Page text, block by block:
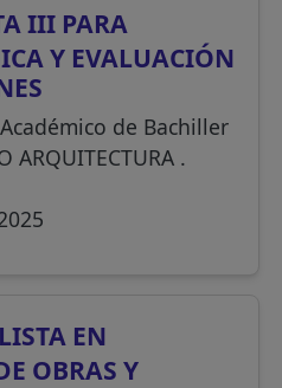
III PARA
Y EVALUACIÓN
de Bachiller
ARQUITECTURA .
EN
OBRAS Y